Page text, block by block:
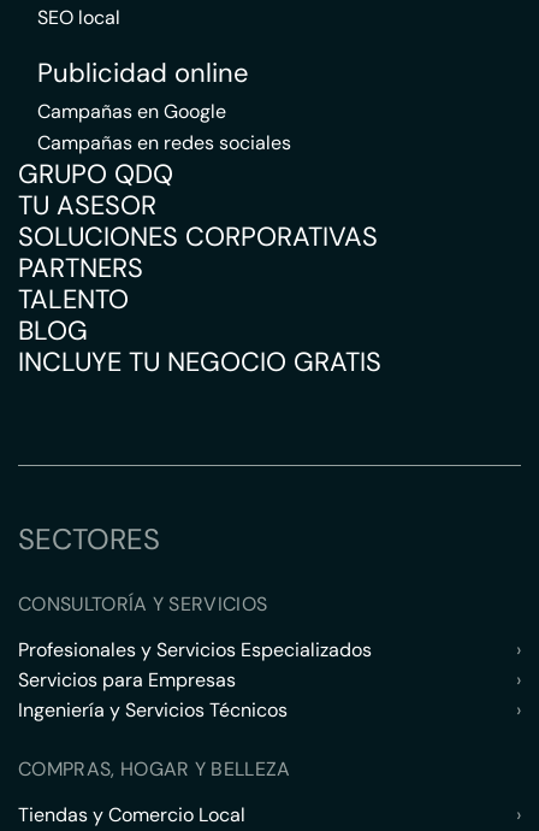
SEO local
Publicidad online
Campañas en Google
Campañas en redes sociales
GRUPO QDQ
TU ASESOR
SOLUCIONES CORPORATIVAS
PARTNERS
TALENTO
BLOG
INCLUYE TU NEGOCIO GRATIS
SECTORES
CONSULTORÍA Y SERVICIOS
Profesionales y Servicios Especializados
›
Servicios para Empresas
›
Ingeniería y Servicios Técnicos
›
COMPRAS, HOGAR Y BELLEZA
Tiendas y Comercio Local
›